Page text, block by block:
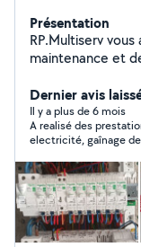
Présentation
RP.Multiserv
maintenance et
travaux divers.
la maintenance
formations et
service des
m'engage à
solutions
devis gratuits et
satisfaction est
Dernier avis
Il y a plus de 6 mois
A realisé des
electricité, gaînage de câbles en surface et avec
passionné, va
présentent.